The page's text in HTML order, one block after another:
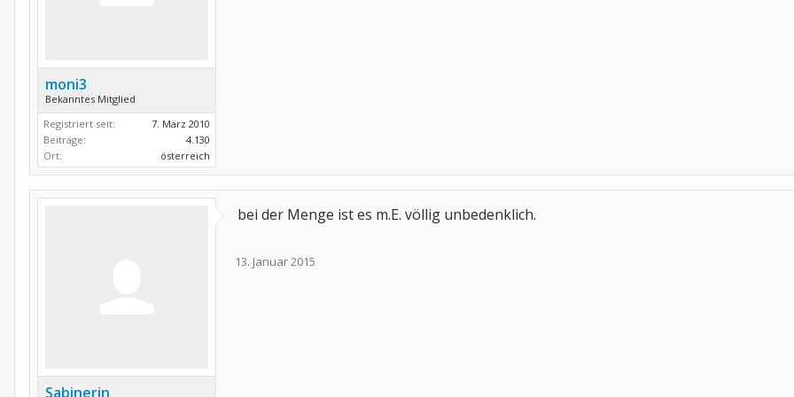
moni3
Bekanntes Mitglied
Registriert seit:
7. März 2010
Beiträge:
4.130
Ort:
österreich
Sabinerin
bei der Menge ist es m.E. völlig unbedenklich.
13. Januar 2015